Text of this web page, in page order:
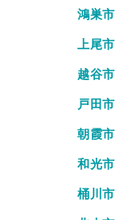
鴻巣市
上尾市
越谷市
戸田市
朝霞市
和光市
桶川市